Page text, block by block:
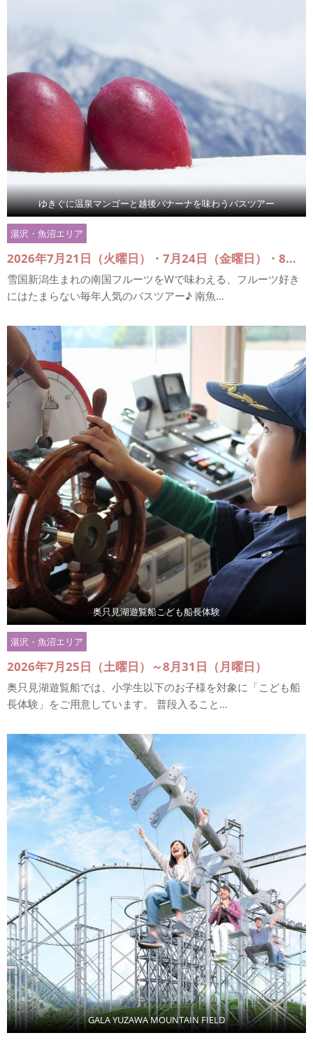
ゆきぐに温泉マンゴーと越後バナーナを味わうバスツアー
湯沢・魚沼エリア
2026年7月21日（火曜日）・7月24日（金曜日）・8月1日（土曜日）・8月7日（金曜日）・8月10日（月曜日）
雪国新潟生まれの南国フルーツをWで味わえる、フルーツ好き
にはたまらない毎年人気のバスツアー♪ 南魚...
奥只見湖遊覧船こども船長体験
湯沢・魚沼エリア
2026年7月25日（土曜日）～8月31日（月曜日）
奥只見湖遊覧船では、小学生以下のお子様を対象に「こども船
長体験」をご用意しています。 普段入ること...
GALA YUZAWA MOUNTAIN FIELD